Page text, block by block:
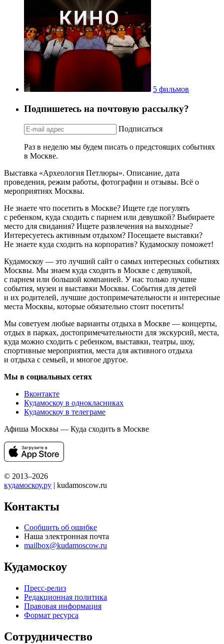
5 фильмов
Подпишетесь на почтовую рассылку?
Подписаться
Раз в неделю мы будем писать о предстоящих событиях
в Москве.
Выставка «Археология Петлюры». Описание, дата
проведения, режим работы, фотографии и отзывы. Всё о
мероприятиях Москвы.
Не знаете что посетить в Москве? Ищете где погулять
с ребенком, куда сходить с парнем или девушкой? Выбираете
место для свидания? Ищете развлечения на выходные?
Интересуетесь активным отдыхом? Посещаете выставки?
Не знаете куда сходить на корпоратив? Кудамоскоу поможет!
Кудамоскоу — это лучший сайт о самых интересных событиях
Москвы. Мы знаем куда сходить в Москве с девушкой,
с парнем или большой компанией. У нас только лучшие
события, музеи и выставки Москвы. События для детей
и их родителей, лучшие достопримечательности и интересные
места Москвы, которые обязательно стоит посетить!
Мы советуем любые варианты отдыха в Москве — концерты,
отдых в парках, достопримечательности для экскурсий, места,
куда можно сходить с ребенком, выставки, театры, шоу,
спортивные мероприятия, места для активного отдыха
и отдыха с семьей, и многое другое.
Мы в социальных сетях
Вконтакте
Кудамоскоу в однокласниках
Кудамоскоу в телеграме
Афиша Москвы — Куда сходить в Москве
© 2013–2026
кудамоскоу.ру | kudamoscow.ru
Контакты
Сообщить об ошибке
Наша электронная почта
mailbox@kudamoscow.ru
Кудамоскоу
Пресс-релиз
Редакционная политика
Правовая информация
Формат ресурса
Сотрудничество